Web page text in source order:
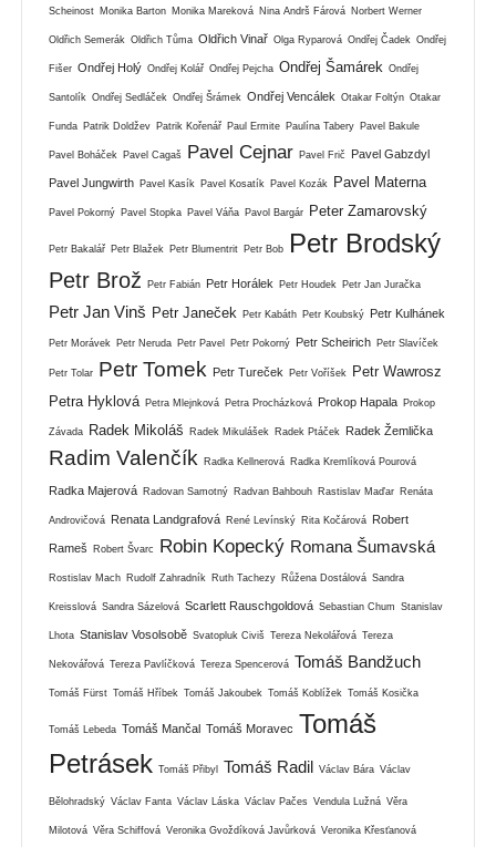
Scheinost Monika Barton Monika Mareková Nina Andrš Fárová Norbert Werner
Oldřich Semerák Oldřich Tůma Oldřich Vinař Olga Ryparová Ondřej Čadek Ondřej
Fišer Ondřej Holý Ondřej Kolář Ondřej Pejcha Ondřej Šamárek Ondřej
Santolík Ondřej Sedláček Ondřej Šrámek Ondřej Vencálek Otakar Foltýn Otakar
Funda Patrik Doldžev Patrik Kořenář Paul Ermite Paulína Tabery Pavel Bakule
Pavel Boháček Pavel Cagaš Pavel Cejnar Pavel Frič Pavel Gabzdyl
Pavel Jungwirth Pavel Kasík Pavel Kosatík Pavel Kozák Pavel Materna
Pavel Pokorný Pavel Stopka Pavel Váňa Pavol Bargár Peter Zamarovský
Petr Bakalář Petr Blažek Petr Blumentrit Petr Bob Petr Brodský
Petr Brož Petr Fabián Petr Horálek Petr Houdek Petr Jan Juračka
Petr Jan Vinš Petr Janeček Petr Kabáth Petr Koubský Petr Kulhánek
Petr Morávek Petr Neruda Petr Pavel Petr Pokorný Petr Scheirich Petr Slavíček
Petr Tolar Petr Tomek Petr Tureček Petr Voříšek
Petr Wawrosz
Petra Hyklová Petra Mlejnková Petra Procházková Prokop Hapala Prokop
Závada Radek Mikoláš Radek Mikulášek Radek Ptáček Radek Žemlička
Radim Valenčík Radka Kellnerová Radka Kremlíková Pourová
Radka Majerová Radovan Samotný Radvan Bahbouh Rastislav Maďar Renáta
Androvičová Renata Landgrafová René Levínský Rita Kočárová Robert
Rameš Robert Švarc Robin Kopecký Romana Šumavská
Rostislav Mach Rudolf Zahradník Ruth Tachezy Růžena Dostálová Sandra
Kreisslová Sandra Sázelová Scarlett Rauschgoldová Sebastian Chum Stanislav
Lhota Stanislav Vosolsobě Svatopluk Civiš Tereza Nekolářová Tereza
Nekovářová Tereza Pavlíčková Tereza Spencerová Tomáš Bandžuch
Tomáš Fürst Tomáš Hříbek Tomáš Jakoubek Tomáš Koblížek Tomáš Kosička
Tomáš Lebeda Tomáš Mančal Tomáš Moravec Tomáš
Petrásek Tomáš Přibyl Tomáš Radil Václav Bára Václav
Bělohradský Václav Fanta Václav Láska Václav Pačes Vendula Lužná Věra
Milotová Věra Schiffová Veronika Gvoždíková Javůrková Veronika Křesťanová